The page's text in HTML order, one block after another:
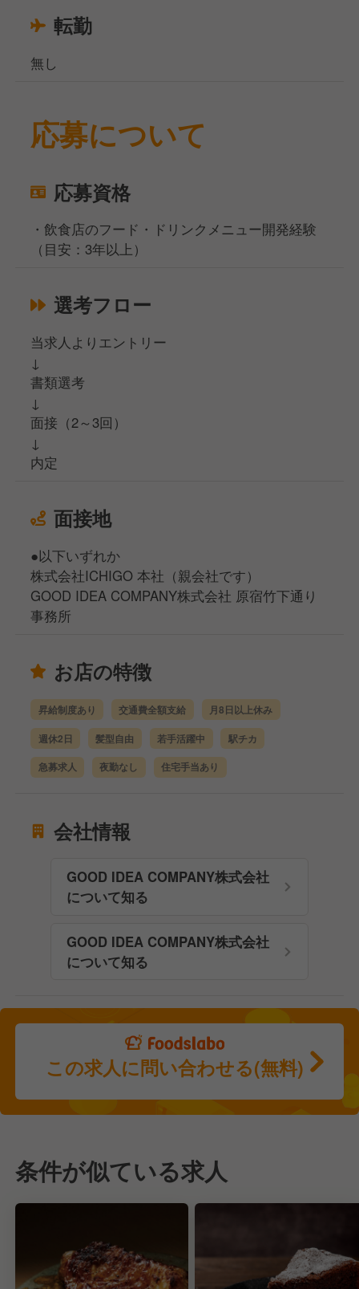
転勤
無し
応募について
応募資格
・飲食店のフード・ドリンクメニュー開発経験
（目安：3年以上）
選考フロー
当求人よりエントリー
↓
書類選考
↓
面接（2～3回）
↓
内定
面接地
●以下いずれか
株式会社ICHIGO 本社（親会社です）
GOOD IDEA COMPANY株式会社 原宿竹下通り
事務所
お店の特徴
昇給制度あり 交通費全額支給 月8日以上休み
週休2日 髪型自由 若手活躍中 駅チカ
急募求人 夜勤なし 住宅手当あり
会社情報
GOOD IDEA COMPANY株式会社
について知る
GOOD IDEA COMPANY株式会社
について知る
この求人に問い合わせる(無料)
条件が似ている求人